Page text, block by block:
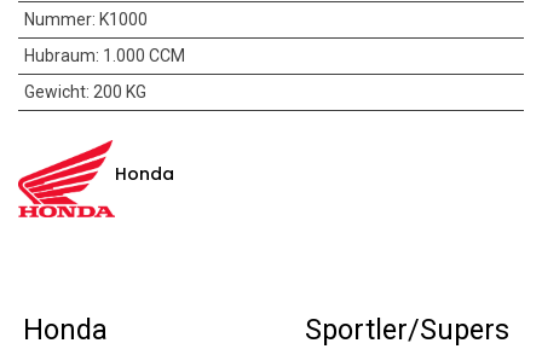
Nummer: K1000
Hubraum: 1.000 CCM
Gewicht: 200 KG
Honda
Honda
Sportler/Supers